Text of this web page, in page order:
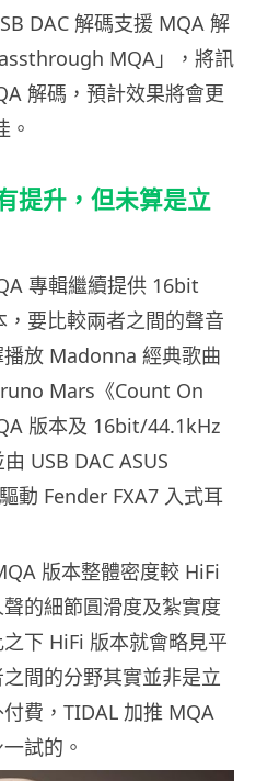
DAC 解碼支援 MQA 解
MQA」，將訊
解碼，預計效果將會更
。
提升，但未算是立
專輯繼續提供 16bit
要比較兩者之間的聲音
放 Madonna 經典歌曲
Mars《Count On
版本及 16bit/44.1kHz
USB DAC ASUS
動 Fender FXA7 入式耳
版本整體密度較 HiFi
的細節圓滑度及紮實度
下 HiFi 版本就會略見平
間的分野其實並非是立
費，TIDAL 加推 MQA
試的。